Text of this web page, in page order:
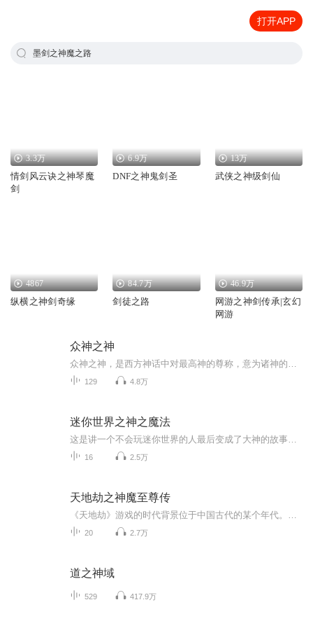
打开APP
墨剑之神魔之路
3.3万
情剑风云诀之神琴魔
剑
6.9万
DNF之神鬼剑圣
13万
武侠之神级剑仙
4867
纵横之神剑奇缘
84.7万
剑徒之路
46.9万
网游之神剑传承|玄幻
网游
众神之神
129 4.8万
迷你世界之神之魔法
16 2.5万
天地劫之神魔至尊传
20 2.7万
道之神域
529 417.9万